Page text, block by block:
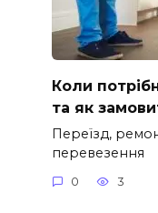
Коли
та як
Переїзд,
перевезення
0 3